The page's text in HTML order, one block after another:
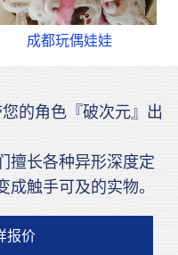
成都玩偶娃娃
的角色『破次元』出
擅长各种异形深度定
触手可及的实物。
报价